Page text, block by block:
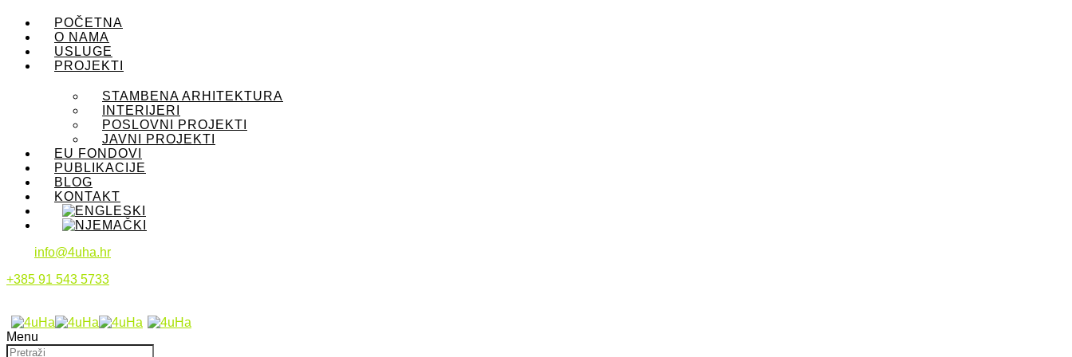
POČETNA
O NAMA
USLUGE
PROJEKTI
STAMBENA ARHITEKTURA
INTERIJERI
POSLOVNI PROJEKTI
JAVNI PROJEKTI
EU FONDOVI
PUBLIKACIJE
BLOG
KONTAKT
info@4uha.hr
+385 91 543 5733
Menu